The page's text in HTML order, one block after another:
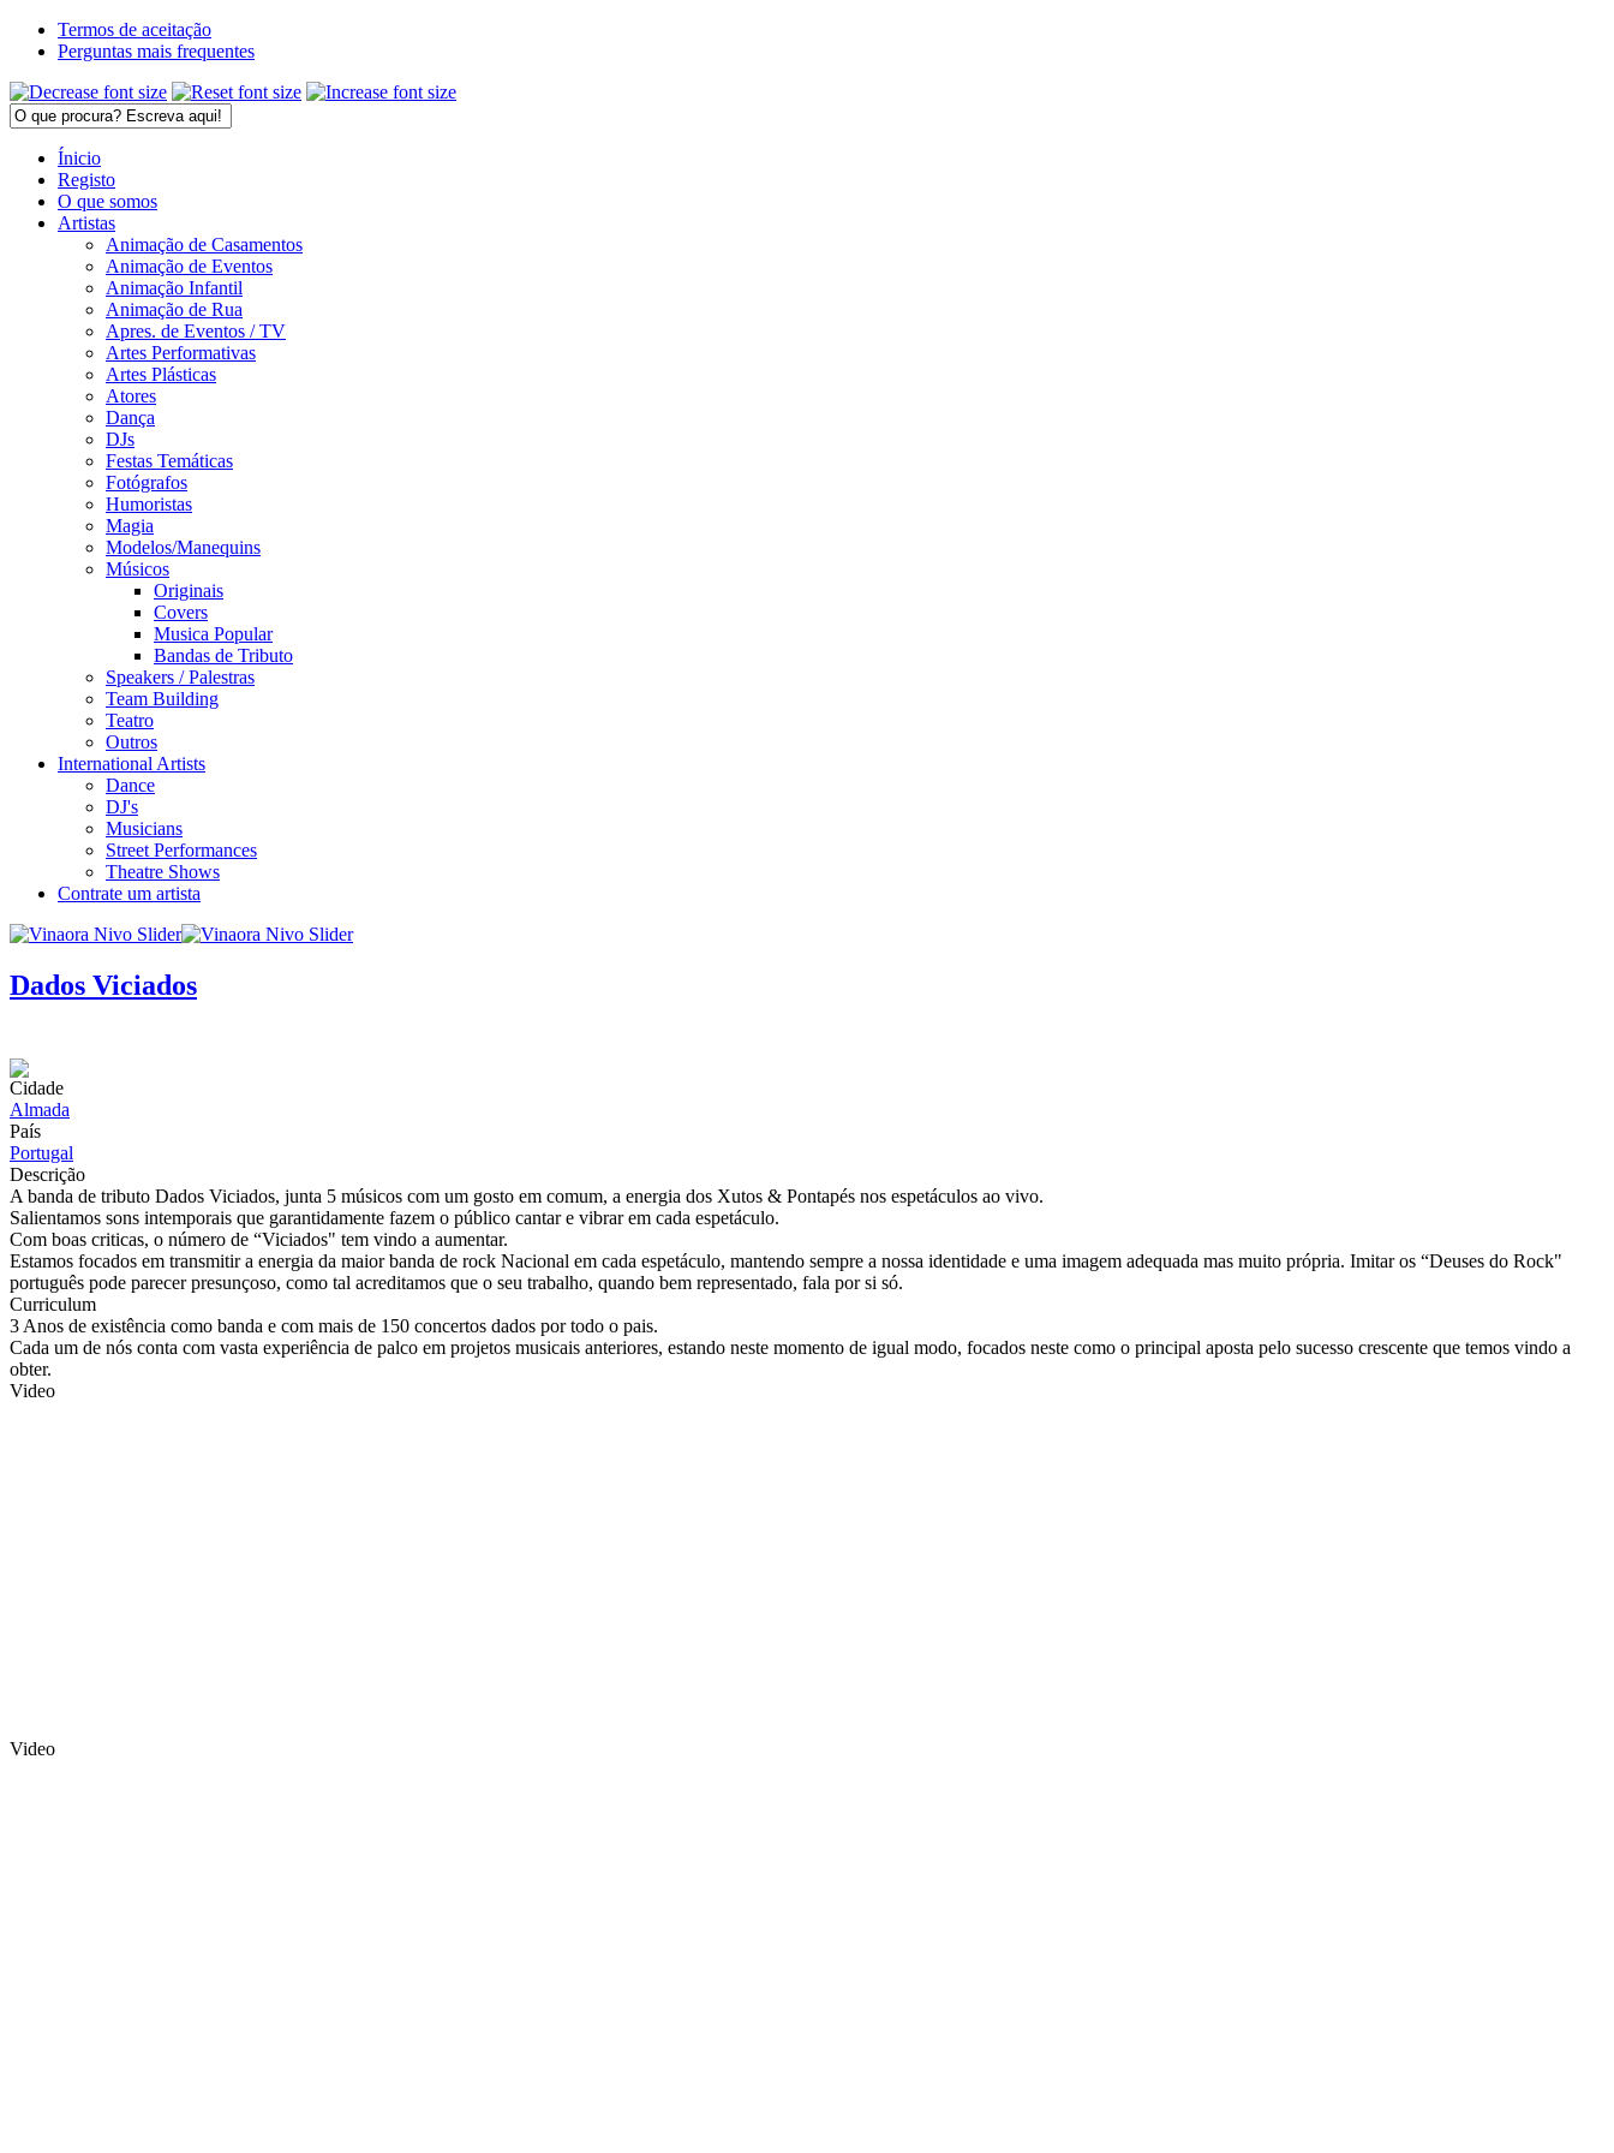
Termos de aceitação
Perguntas mais frequentes
Ínicio
Registo
O que somos
Artistas
Animação de Casamentos
Animação de Eventos
Animação Infantil
Animação de Rua
Apres. de Eventos / TV
Artes Performativas
Artes Plásticas
Atores
Dança
DJs
Festas Temáticas
Fotógrafos
Humoristas
Magia
Modelos/Manequins
Músicos
Originais
Covers
Musica Popular
Bandas de Tributo
Speakers / Palestras
Team Building
Teatro
Outros
International Artists
Dance
DJ's
Musicians
Street Performances
Theatre Shows
Contrate um artista
Dados Viciados
Cidade
Almada
País
Portugal
Descrição
A banda de tributo Dados Viciados, junta 5 músicos com um gosto em comum, a energia dos Xutos & Pontapés nos espetáculos ao vivo.
Salientamos sons intemporais que garantidamente fazem o público cantar e vibrar em cada espetáculo.
Com boas criticas, o número de “Viciados" tem vindo a aumentar.
Estamos focados em transmitir a energia da maior banda de rock Nacional em cada espetáculo, mantendo sempre a nossa identidade e uma imagem adequada mas muito própria. Imitar os “Deuses do Rock"
português pode parecer presunçoso, como tal acreditamos que o seu trabalho, quando bem representado, fala por si só.
Curriculum
3 Anos de existência como banda e com mais de 150 concertos dados por todo o pais.
Cada um de nós conta com vasta experiência de palco em projetos musicais anteriores, estando neste momento de igual modo, focados neste como o principal aposta pelo sucesso crescente que temos vindo a
obter.
Video
Video